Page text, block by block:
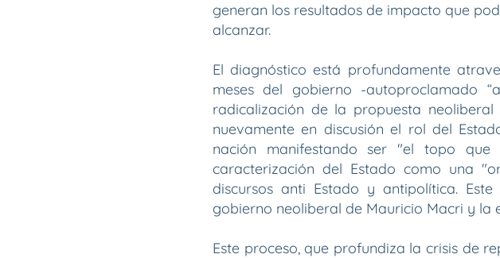
generan los resultados de impacto que
alcanzar.
El diagnóstico está profundamente
meses del gobierno -autoproclamado
radicalización de la propuesta
nuevamente en discusión el rol del
nación manifestando ser "el topo
caracterización del Estado como una
discursos anti Estado y antipolítica.
gobierno neoliberal de Mauricio Macri y la
Este proceso, que profundiza la crisis de